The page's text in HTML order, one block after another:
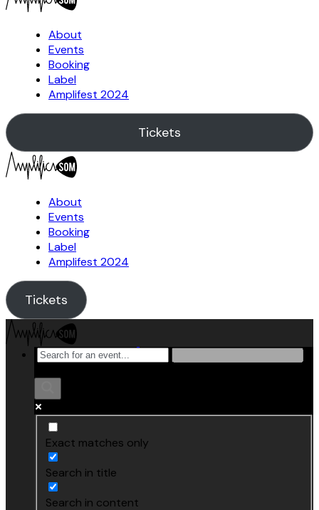
About
Events
Booking
Label
Amplifest 2024
Tickets
About
Events
Booking
Label
Amplifest 2024
Tickets
Exact matches only
Search in title
Search in content